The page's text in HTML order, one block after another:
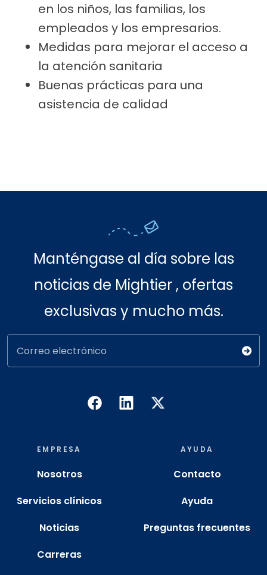
en los niños, las familias, los
empleados y los empresarios.
Medidas para mejorar el acceso a
la atención sanitaria
Buenas prácticas para una
asistencia de calidad
Manténgase al día sobre las
noticias de Mightier , ofertas
exclusivas y mucho más.
Correo electrónico
EMPRESA
Nosotros
Servicios clínicos
Noticias
Carreras
AYUDA
Contacto
Ayuda
Preguntas frecuentes